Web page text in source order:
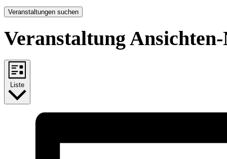
Veranstaltungen suchen
Veranstaltung
Liste